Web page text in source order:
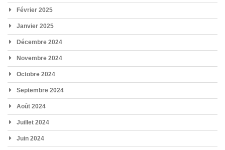
Février 2025
Janvier 2025
Décembre 2024
Novembre 2024
Octobre 2024
Septembre 2024
Août 2024
Juillet 2024
Juin 2024